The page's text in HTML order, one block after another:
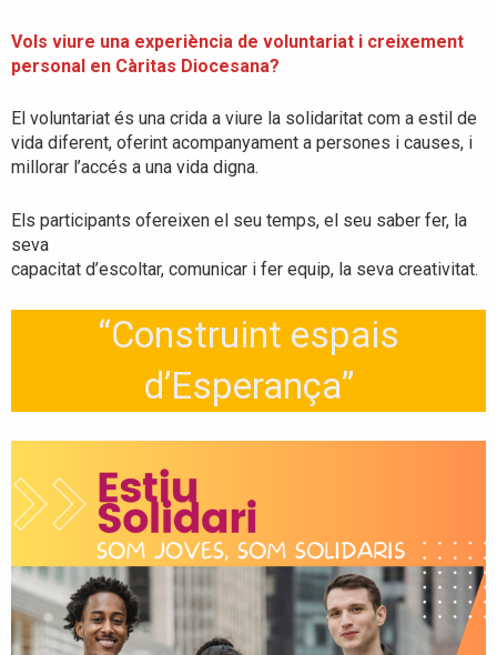
Vols viure una experiència de voluntariat i creixement
personal en Càritas Diocesana?
El voluntariat és una crida a viure la solidaritat com a estil de
vida diferent, oferint acompanyament a persones i causes, i
millorar l’accés a una vida digna.
Els participants ofereixen el seu temps, el seu saber fer, la
seva
capacitat d’escoltar, comunicar i fer equip, la seva creativitat.
“Construint espais
d’Esperança”